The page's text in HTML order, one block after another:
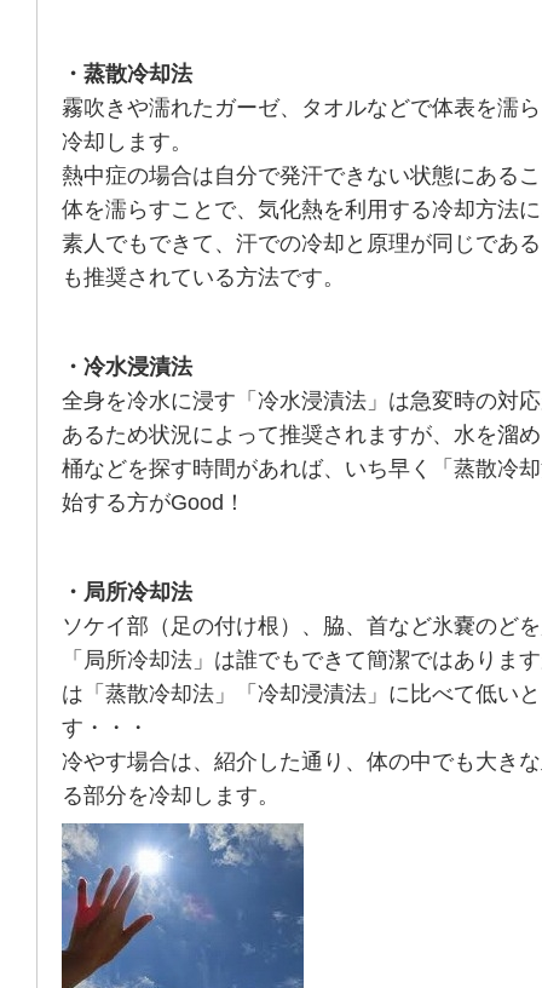
・蒸散冷却法
霧吹きや濡れたガーゼ、タオルなどで体表を濡
冷却します。
熱中症の場合は自分で発汗できない状態にある
体を濡らすことで、気化熱を利用する冷却方法
素人でもできて、汗での冷却と原理が同じであ
も推奨されている方法です。
・冷水浸漬法
全身を冷水に浸す「冷水浸漬法」は急変時の対
あるため状況によって推奨されますが、水を溜
桶などを探す時間があれば、いち早く「蒸散冷
始する方がGood！
・局所冷却法
ソケイ部（足の付け根）、脇、首など氷嚢のど
「局所冷却法」は誰でもできて簡潔ではありま
は「蒸散冷却法」「冷却浸漬法」に比べて低い
す・・・
冷やす場合は、紹介した通り、体の中でも大き
る部分を冷却します。